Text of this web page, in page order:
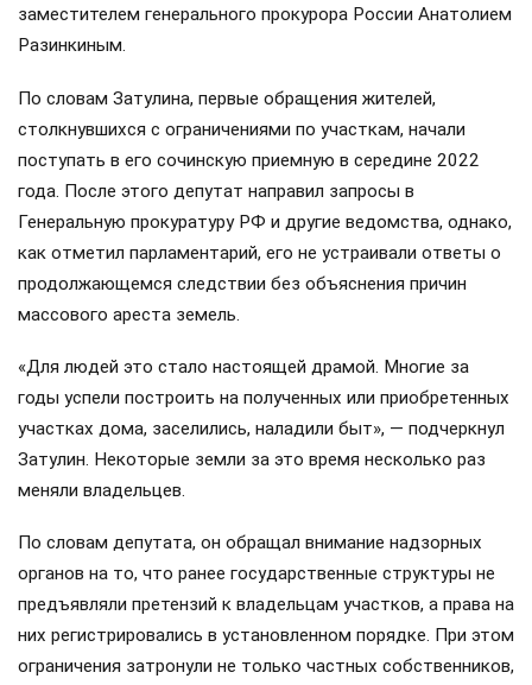
заместителем генерального прокурора России Анатолием
Разинкиным.
По словам Затулина, первые обращения жителей,
столкнувшихся с ограничениями по участкам, начали
поступать в его сочинскую приемную в середине 2022
года. После этого депутат направил запросы в
Генеральную прокуратуру РФ и другие ведомства, однако,
как отметил парламентарий, его не устраивали ответы о
продолжающемся следствии без объяснения причин
массового ареста земель.
«Для людей это стало настоящей драмой. Многие за
годы успели построить на полученных или приобретенных
участках дома, заселились, наладили быт», — подчеркнул
Затулин. Некоторые земли за это время несколько раз
меняли владельцев.
По словам депутата, он обращал внимание надзорных
органов на то, что ранее государственные структуры не
предъявляли претензий к владельцам участков, а права на
них регистрировались в установленном порядке. При этом
ограничения затронули не только частных собственников,